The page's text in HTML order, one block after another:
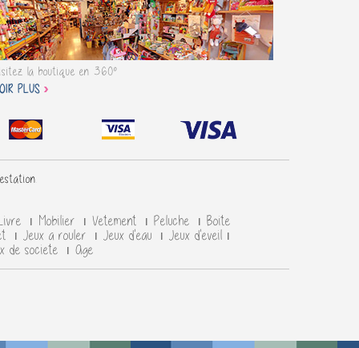
la boutique en 360°
PLUS
Mobilier Vetement Peluche
Boite
Jeux a rouler Jeux d'eau
Jeux d'eveil
de societe Age